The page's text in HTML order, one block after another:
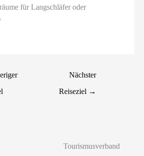
für Langschläfer oder
Nächster
Reiseziel →
Tourismusverband